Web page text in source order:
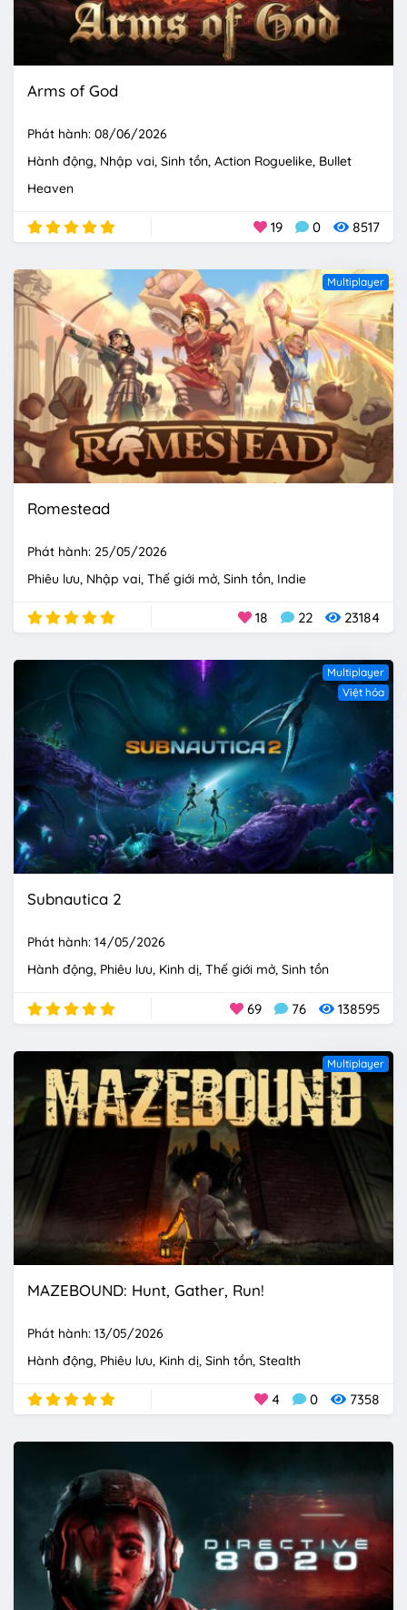
Arms of God
Phát hành: 08/06/2026
Hành động Nhập vai Sinh tồn Action Roguelike Bullet
Heaven
19 0 8517
Multiplayer
Romestead
Phát hành: 25/05/2026
Phiêu lưu Nhập vai Thế giới mở Sinh tồn Indie
18 22 23184
Multiplayer
Việt hóa
Subnautica 2
Phát hành: 14/05/2026
Hành động Phiêu lưu Kinh dị Thế giới mở Sinh tồn
69 76 138595
Multiplayer
MAZEBOUND: Hunt, Gather, Run!
Phát hành: 13/05/2026
Hành động Phiêu lưu Kinh dị Sinh tồn Stealth
4 0 7358